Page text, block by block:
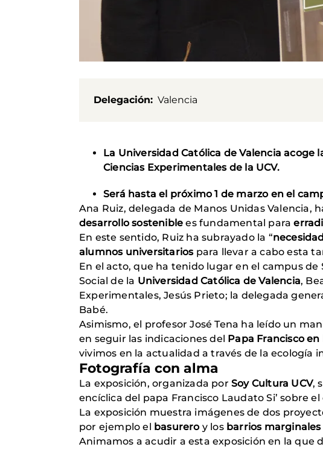
Delegación Valencia
La Universidad Católica de Valencia acoge
Ciencias Experimentales de la UCV.
Será hasta el próximo 1 de marzo en el
Ana Ruiz, delegada de Manos Unidas Valencia,
desarrollo sostenible es fundamental para
En este sentido, Ruiz ha subrayado la “
alumnos universitariospara llevar a cabo esta
En el acto, que ha tenido lugar en el campus
Social de la Universidad Católica de Valencia,
Experimentales, Jesús Prieto; la delegada
Babé.
Asimismo, el profesor José Tena ha leído un
en seguir las indicaciones del Papa Francisco
vivimos en la actualidad a través de la ecología
Fotografía con alma
La exposición, organizada por Soy Cultura UCV,
encíclica del papa Francisco Laudato Si’ sobre
La exposición muestra imágenes de dos
por ejemplo el basurero y losbarrios marginales
Animamos a acudir a esta exposición en la